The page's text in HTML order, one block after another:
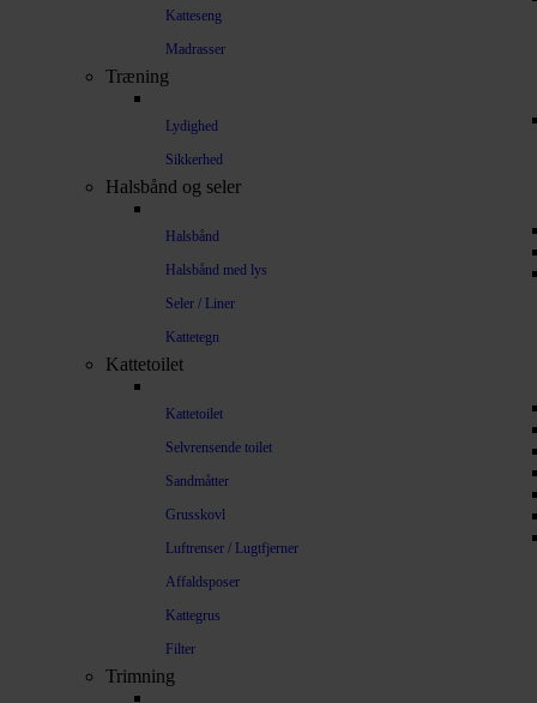
Katteseng
Madrasser
Træning
Lydighed
Sikkerhed
Halsbånd og seler
Halsbånd
Halsbånd med lys
Seler / Liner
Kattetegn
Kattetoilet
Kattetoilet
Selvrensende toilet
Sandmåtter
Grusskovl
Luftrenser / Lugtfjerner
Affaldsposer
Kattegrus
Filter
Trimning